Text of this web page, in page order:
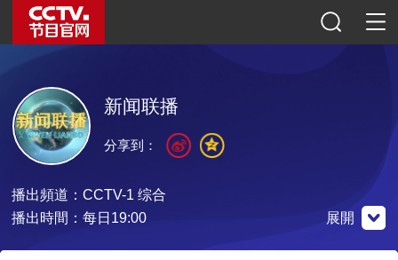
新闻联播
播出頻道：CCTV-1 综合
播出時間：每日19:00
展開
分享到：